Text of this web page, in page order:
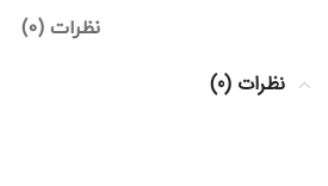
نظرات (0)
نظرات (0)